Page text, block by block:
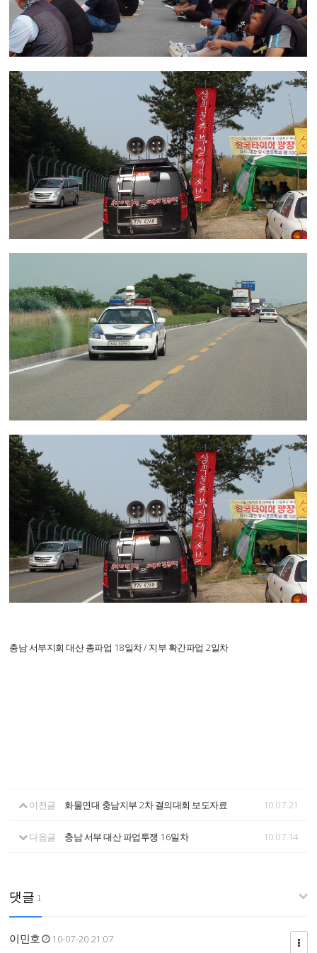
충남 서부지회 대산 총파업 18일차 / 지부 확간파업 2일차
이전글 화물연대 충남지부 2차 결의대회 보도자료 10.07.21
다음글 충남 서부 대산 파업투쟁 16일차 10.07.14
댓글 1
이민호
10-07-20 21:07